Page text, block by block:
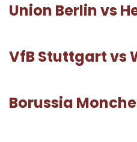
Union Berlin vs
VfB Stuttgart vs
Borussia